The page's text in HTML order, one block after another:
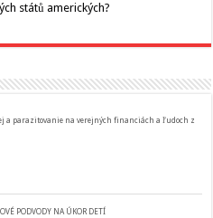
států amerických?
a parazitovanie na verejných financiách a ľudoch z
PODVODY NA ÚKOR DETÍ